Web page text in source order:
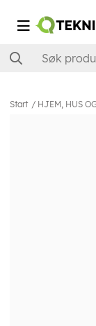
Start HJEM, HUS